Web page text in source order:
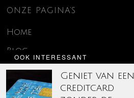
OOK INTERESSANT
Geniet van een
creditcard
ONZE PAGINA’S
Home
Blog
Contact
Disclaimer